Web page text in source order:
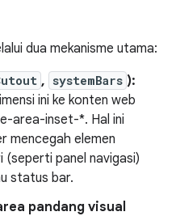
dua mekanisme utama:
, systemBars ):
ini ke konten web
area-inset-*. Hal ini
mencegah elemen
panel navigasi)
status bar.
pandang visual